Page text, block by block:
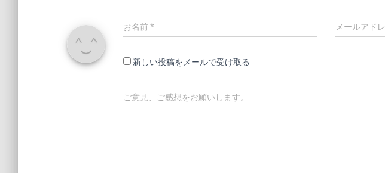
お名前* メールアド
新しい投稿をメールで受け取る
ご意見、ご感想をお願いします。